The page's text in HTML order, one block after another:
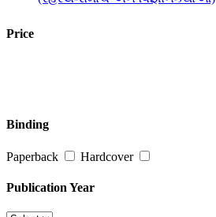
Price
Binding
Paperback Hardcover
Publication Year